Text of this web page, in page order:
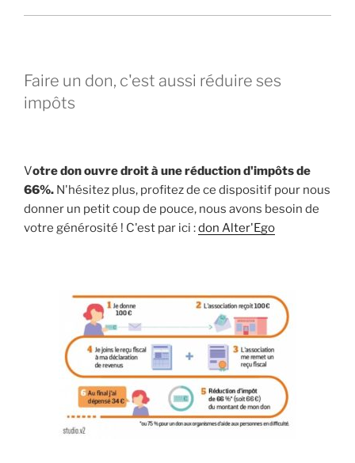
Faire un don, c'est aussi réduire ses
impôts
Votre don ouvre droit à une réduction d'impôts de
66%. N'hésitez plus, profitez de ce dispositif pour nous
donner un petit coup de pouce, nous avons besoin de
votre générosité ! C'est par ici :don Alter'Ego